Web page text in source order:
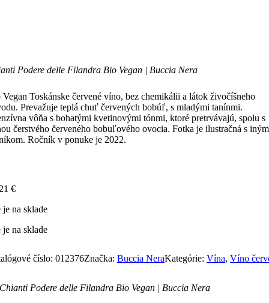
Podere delle Filandra Bio Vegan | Buccia Nera
Toskánske červené víno, bez chemikálii a látok živočíšneho
Prevažuje teplá chuť červených bobúľ, s mladými tanínmi.
vôňa s bohatými kvetinovými tónmi, ktoré pretrvávajú, spolu s
čerstvého červeného bobuľového ovocia. Fotka je ilustračná s iným
Ročník v ponuke je 2022.
€
je na sklade
je na sklade
číslo: 012376Značka: Buccia NeraKategórie: Vína, Víno
Chianti Podere delle Filandra Bio Vegan | Buccia Nera